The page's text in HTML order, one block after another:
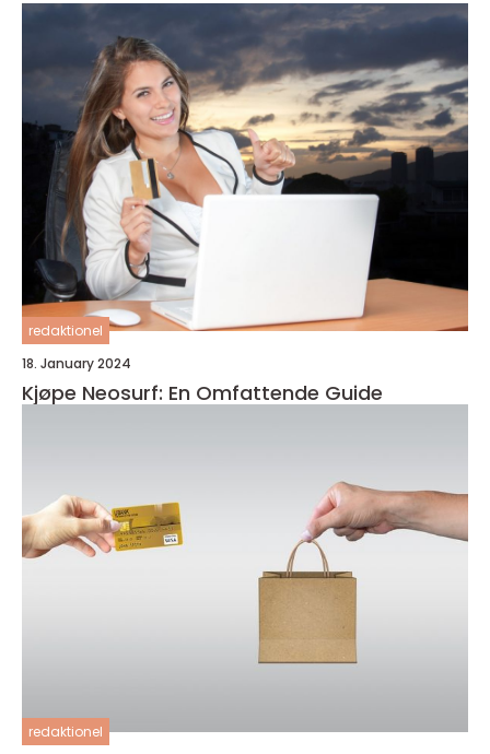
redaktionel
18. January 2024
Kjøpe Neosurf: En Omfattende Guide
redaktionel